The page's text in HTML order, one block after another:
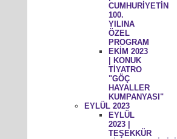
CUMHURİYETİN
100.
YILINA
ÖZEL
PROGRAM
EKİM 2023
| KONUK
TİYATRO
"GÖÇ
HAYALLER
KUMPANYASI"
EYLÜL 2023
EYLÜL
2023 |
TEŞEKKÜR